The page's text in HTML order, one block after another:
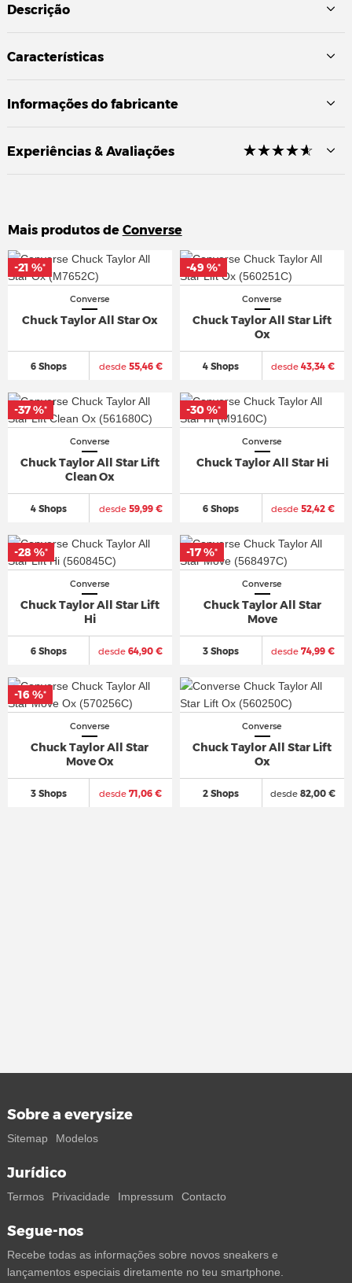
Descrição
Características
Informações do fabricante
Experiências & Avaliações ☆☆☆☆☆
★★★★★
Mais produtos de Converse
Converse
Chuck Taylor All Star Ox
6 Shops desde55,46 €
-21 %*
-21 %*
Converse
Chuck Taylor All Star Lift
Ox
4 Shops desde 43,34 €
-49 %*
-49 %*
Converse
Chuck Taylor All Star Lift
Clean Ox
4 Shops desde59,99 €
-37 %*
-37 %*
Converse
Chuck Taylor All Star Hi
6 Shops desde 52,42 €
-30 %*
-30 %*
Converse
Chuck Taylor All Star Lift
Hi
6 Shops desde 64,90 €
-28 %*
-28 %*
Converse
Chuck Taylor All Star
Move
3 Shops desde 74,99 €
-17 %*
-17 %*
Converse
Chuck Taylor All Star
Move Ox
3 Shops desde 71,06 €
-16 %*
-16 %*
Converse
Chuck Taylor All Star Lift
Ox
2 Shops desde 82,00 €
Sobre a everysize
Sitemap Modelos
Jurídico
Termos Privacidade Impressum Contacto
Segue-nos
Recebe todas as informações sobre novos sneakers e
lançamentos especiais diretamente no teu smartphone.